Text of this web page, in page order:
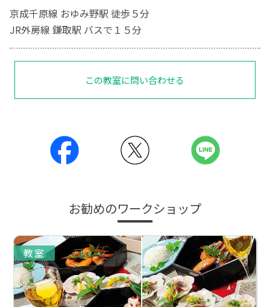
京成千原線 おゆみ野駅 徒歩５分
JR外房線 鎌取駅 バスで１５分
この教室に問い合わせる
お勧めのワークショップ
教室